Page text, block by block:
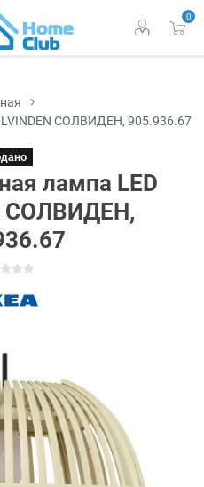
0
СОЛВИДЕН, 905.936.67
лампа LED
СОЛВИДЕН,